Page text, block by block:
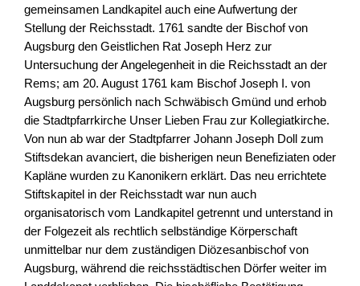
gemeinsamen Landkapitel auch eine Aufwertung der
Stellung der Reichsstadt. 1761 sandte der Bischof von
Augsburg den Geistlichen Rat Joseph Herz zur
Untersuchung der Angelegenheit in die Reichsstadt an der
Rems; am 20. August 1761 kam Bischof Joseph I. von
Augsburg persönlich nach Schwäbisch Gmünd und erhob
die Stadtpfarrkirche Unser Lieben Frau zur Kollegiatkirche.
Von nun ab war der Stadtpfarrer Johann Joseph Doll zum
Stiftsdekan avanciert, die bisherigen neun Benefiziaten oder
Kapläne wurden zu Kanonikern erklärt. Das neu errichtete
Stiftskapitel in der Reichsstadt war nun auch
organisatorisch vom Landkapitel getrennt und unterstand in
der Folgezeit als rechtlich selbständige Körperschaft
unmittelbar nur dem zuständigen Diözesanbischof von
Augsburg, während die reichsstädtischen Dörfer weiter im